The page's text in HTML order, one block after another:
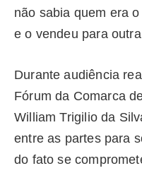
não sabia quem era
e o vendeu para
Durante audiência
Fórum da Comarca
William Trigilio da
entre as partes para
do fato se